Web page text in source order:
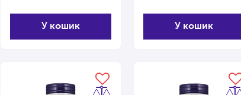
У кошик У кошик